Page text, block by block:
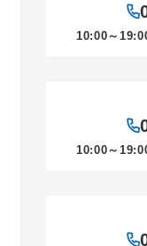
10:00～
10:00～